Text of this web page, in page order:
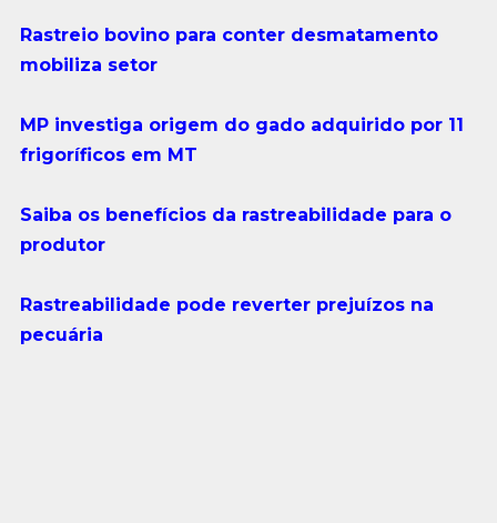
Rastreio bovino para conter desmatamento
mobiliza setor
MP investiga origem do gado adquirido por 11
frigoríficos em MT
Saiba os benefícios da rastreabilidade para o
produtor
Rastreabilidade pode reverter prejuízos na
pecuária